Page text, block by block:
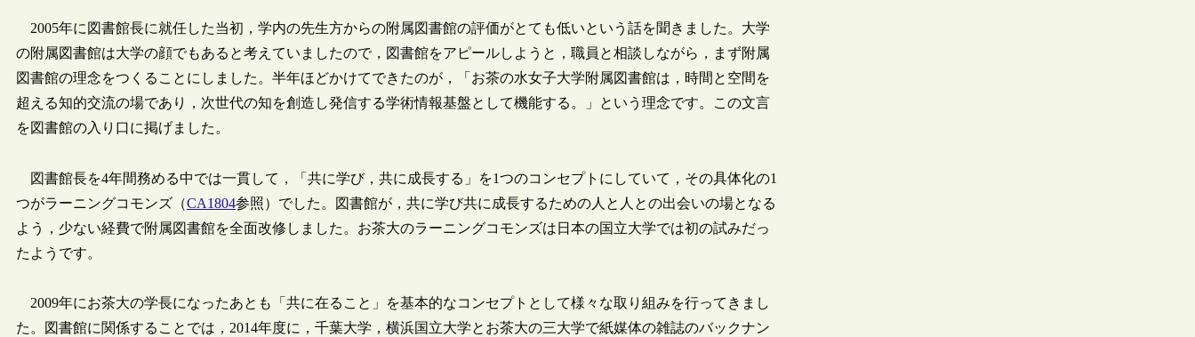
2005年に図書館長に就任した当初，学内の先生方からの附属図書館の評価がとても低いという話を聞きました。大学
の附属図書館は大学の顔でもあると考えていましたので，図書館をアピールしようと，職員と相談しながら，まず附属
図書館の理念をつくることにしました。半年ほどかけてできたのが，「お茶の水女子大学附属図書館は，時間と空間を
超える知的交流の場であり，次世代の知を創造し発信する学術情報基盤として機能する。」という理念です。この文言
を図書館の入り口に掲げました。
図書館長を4年間務める中では一貫して，「共に学び，共に成長する」を1つのコンセプトにしていて，その具体化の1
つがラーニングコモンズ（CA1804参照）でした。図書館が，共に学び共に成長するための人と人との出会いの場となる
よう，少ない経費で附属図書館を全面改修しました。お茶大のラーニングコモンズは日本の国立大学では初の試みだっ
たようです。
2009年にお茶大の学長になったあとも「共に在ること」を基本的なコンセプトとして様々な取り組みを行ってきまし
た。図書館に関係することでは，2014年度に，千葉大学，横浜国立大学とお茶大の三大学で紙媒体の雑誌のバックナン